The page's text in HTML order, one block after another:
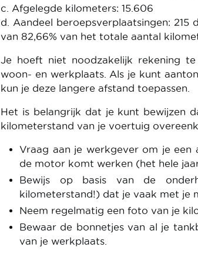
c. Afgelegde kilometers: 15.606
d. Aandeel beroepsverplaatsingen:
van 82,66% van het totale aantal
Je hoeft niet noodzakelijk rekening
woon- en werkplaats. Als je kunt
kun je deze langere afstand toepassen.
Het is belangrijk dat je kunt bewijzen
kilometerstand van je voertuig
Vraag aan je werkgever om je
de motor komt werken (het hele
Bewijs op basis van de
kilometerstand!) dat je vaak met je
Neem regelmatig een foto van je
Bewaar de bonnetjes van al je
van je werkplaats.